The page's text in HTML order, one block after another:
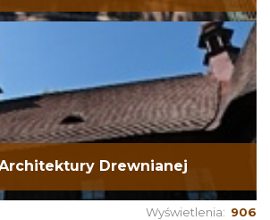
Drewnianej
Wyświetlenia: 906